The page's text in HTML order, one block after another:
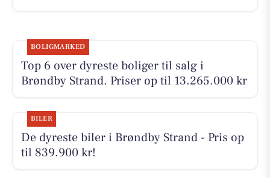
BOLIGMARKED
Top 6 over dyreste boliger til salg i
Brøndby Strand. Priser op til 13.265.000 kr
BILER
De dyreste biler i Brøndby Strand - Pris op
til 839.900 kr!